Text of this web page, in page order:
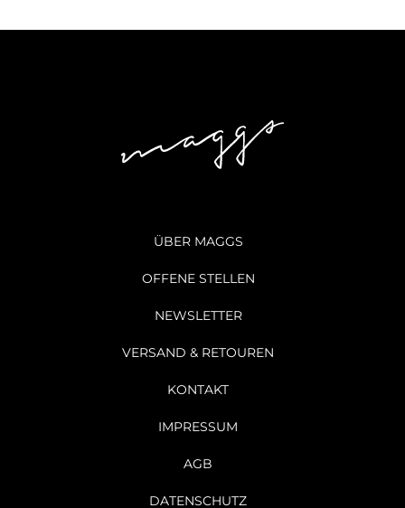
ÜBER MAGGS
OFFENE STELLEN
NEWSLETTER
VERSAND & RETOUREN
KONTAKT
IMPRESSUM
AGB
DATENSCHUTZ